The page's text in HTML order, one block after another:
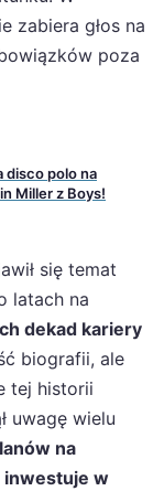
zabiera głos na
poza
disco polo na
Miller z Boys!
się temat
latach na
dekad kariery
biografii, ale
tej historii
uwagę wielu
na
inwestuje w